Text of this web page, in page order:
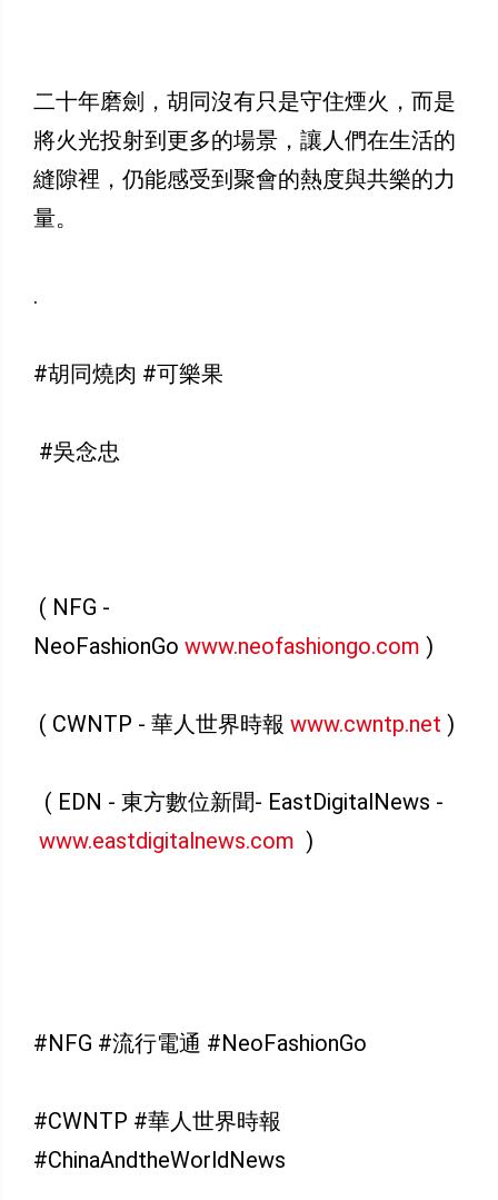
二十年磨劍，胡同沒有只是守住煙火，而是
將火光投射到更多的場景，讓人們在生活的
縫隙裡，仍能感受到聚會的熱度與共樂的力
量。
.
#胡同燒肉 #可樂果
#吳念忠
( NFG -
NeoFashionGo www.neofashiongo.com )
( CWNTP - 華人世界時報 www.cwntp.net )
( EDN - 東方數位新聞- EastDigitalNews -
www.eastdigitalnews.com )
#NFG #流行電通 #NeoFashionGo
#CWNTP #華人世界時報
#ChinaAndtheWorldNews